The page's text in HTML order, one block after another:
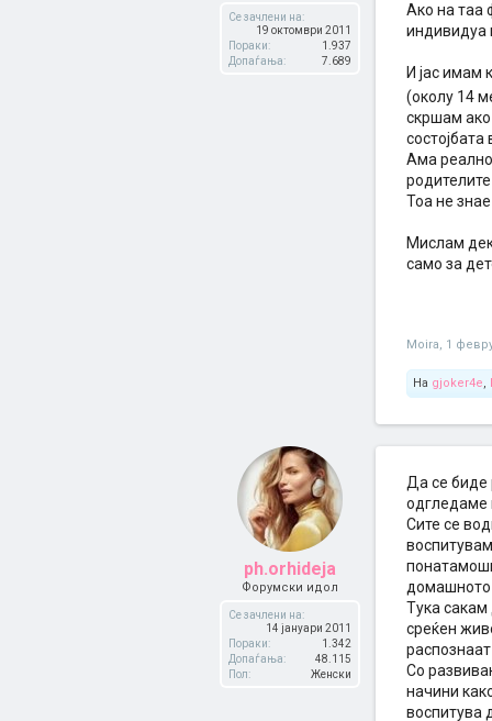
Се зачлени на:
19 октомври 2011
Пораки:
1.937
Допаѓања:
7.689
Ако на таа
индивидуа
И јас имам
(околу 14
скршам ако
Ама
Тоа не
Мислам
само за
Moira, 1
На gjoker4e,
ph.orhideja
Форумски идол
Се зачлени на:
14 јануари 2011
Пораки:
1.342
Допаѓања:
48.115
Пол:
Женски
Да се биде
одгледаме
Сите се
Tука сакам
среќен
Со
начини
воспитува